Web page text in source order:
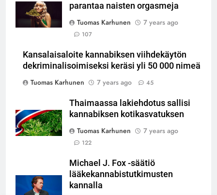
parantaa naisten orgasmeja
Tuomas Karhunen
7 years ago
107
Kansalaisaloite kannabiksen viihdekäytön
dekriminalisoimiseksi keräsi yli 50 000 nimeä
Tuomas Karhunen
7 years ago 45
Thaimaassa lakiehdotus sallisi
kannabiksen kotikasvatuksen
Tuomas Karhunen
7 years ago
122
Michael J. Fox -säätiö
lääkekannabistutkimusten
kannalla